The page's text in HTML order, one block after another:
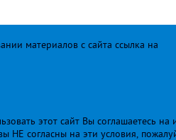
материалов с сайта ссылка на
этот сайт Вы соглашаетесь
вы НЕ согласны на эти условия,